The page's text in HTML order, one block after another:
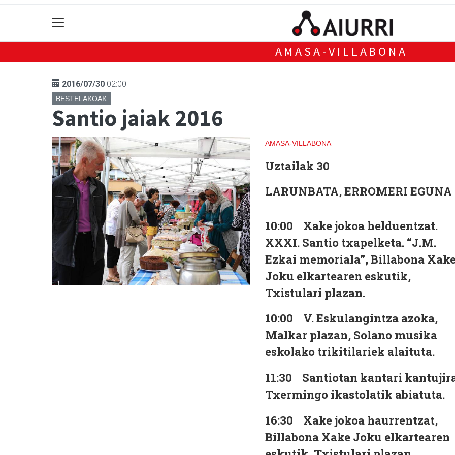
AMASA-VILLABONA
2016/07/30 02:00
BESTELAKOAK
Santio jaiak 2016
AMASA-VILLABONA
Uztailak 30
LARUNBATA, ERROMERI EGUNA
10:00 Xake jokoa helduentzat.
XXXI. Santio txapelketa. “J.M.
Ezkai memoriala”, Billabona
Joku elkartearen eskutik,
Txistulari plazan.
10:00 V. Eskulangintza azoka,
Malkar plazan, Solano musika
eskolako trikitilariek alaituta.
11:30 Santiotan kantari
Txermingo ikastolatik abiatuta.
16:30 Xake jokoa haurrentzat,
Billabona Xake Joku elkartearen